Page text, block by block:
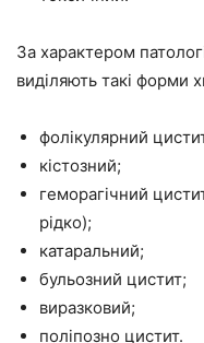
За характером
виділяють такі форми
фолікулярний
кістозний;
геморагічний
рідко);
катаральний;
бульозний цистит;
виразковий;
поліпозно цистит.